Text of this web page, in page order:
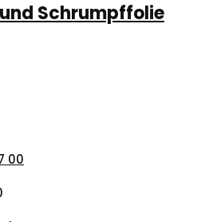
Schrumpffolie
00